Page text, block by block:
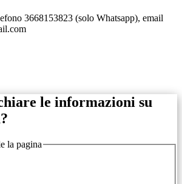
3668153823 (solo Whatsapp), email
le informazioni su
la pagina